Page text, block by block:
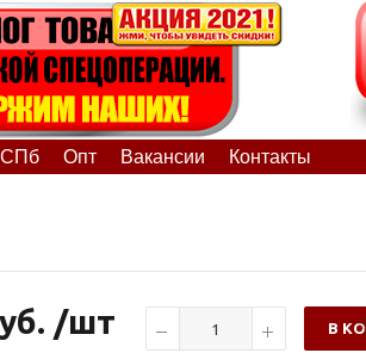
СПб Опт Вакансии Контакты
/шт В